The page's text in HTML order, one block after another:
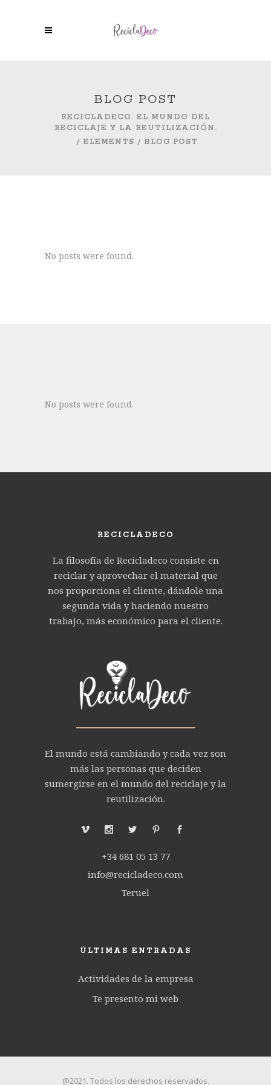
BLOG POST
RECICLADECO. EL MUNDO DEL
RECICLAJE Y LA REUTILIZACIÓN.
/ ELEMENTS / BLOG POST
No posts were found.
No posts were found.
RECICLADECO
La filosofía de Recicladeco consiste en
reciclar y aprovechar el material que
nos proporciona el cliente, dándole una
segunda vida y haciendo nuestro
trabajo, más económico para el cliente.
El mundo está cambiando y cada vez son
más las personas que deciden
sumergirse en el mundo del reciclaje y la
reutilización.
+34 681 05 13 77
info@recicladeco.com
Teruel
ÚLTIMAS ENTRADAS
Actividades de la empresa
Te presento mi web
@2021. Todos los derechos reservados.